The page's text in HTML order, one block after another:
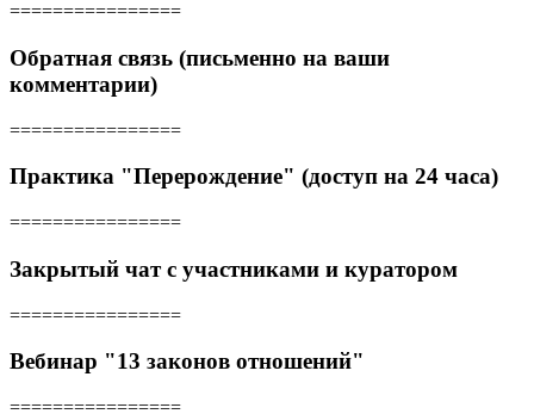
================
Обратная связь (письменно на ваши
комментарии)
================
Практика "Перерождение" (доступ на 24 часа)
================
Закрытый чат с участниками и куратором
================
Вебинар "13 законов отношений"
================